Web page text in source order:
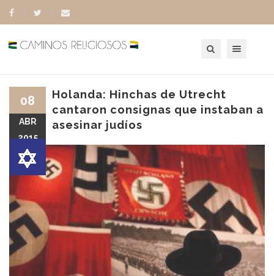
Holanda: Hinchas de Utrecht
cantaron consignas que instaban a
asesinar judíos
08
ABR
2015